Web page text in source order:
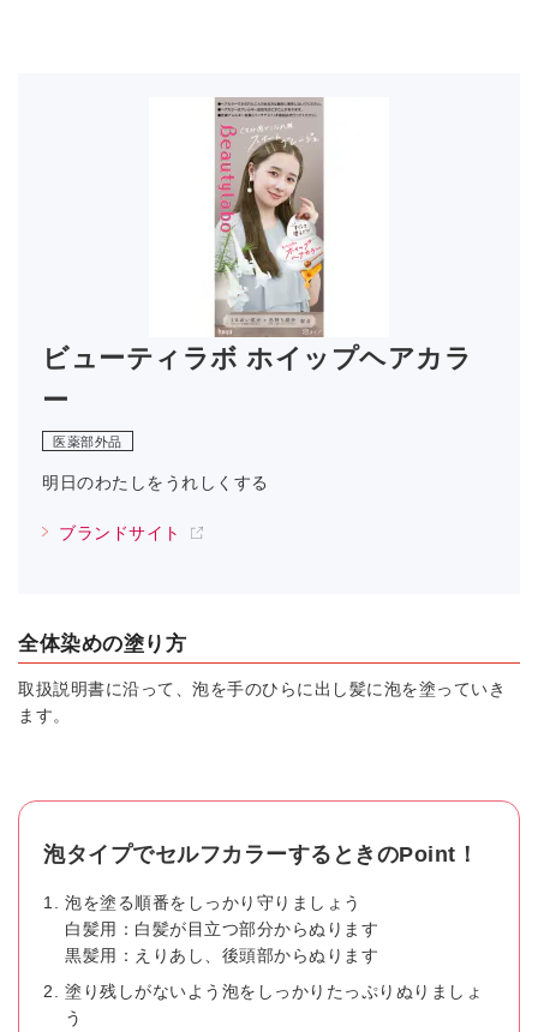
ビューティラボ ホイップヘアカラ
ー
医薬部外品
明日のわたしをうれしくする
ブランドサイト
全体染めの塗り方
取扱説明書に沿って、泡を手のひらに出し髪に泡を塗っていき
ます。
泡タイプでセルフカラーするときのPoint！
泡を塗る順番をしっかり守りましょう
白髪用：白髪が目立つ部分からぬります
黒髪用：えりあし、後頭部からぬります
塗り残しがないよう泡をしっかりたっぷりぬりましょ
う